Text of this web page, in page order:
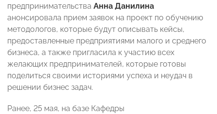
предпринимательства Анна Данилина
анонсировала прием заявок на проект по обучению
методологов, которые будут описывать кейсы,
предоставленные предприятиями малого и среднего
бизнеса, а также пригласила к участию всех
желающих предпринимателей, которые готовы
поделиться своими историями успеха и неудач в
решении бизнес задач.
Ранее, 25 мая, на базе Кафедры